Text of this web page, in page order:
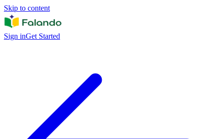
Skip to content
Sign inGet Started